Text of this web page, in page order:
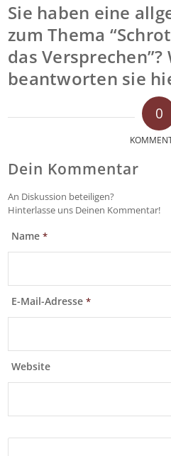
Sie haben eine
zum Thema
das Versprechen”?
beantworten sie
0
Dein Kommentar
An Diskussion beteiligen?
Hinterlasse uns Deinen Kommentar!
Name*
E-Mail-Adresse*
Website